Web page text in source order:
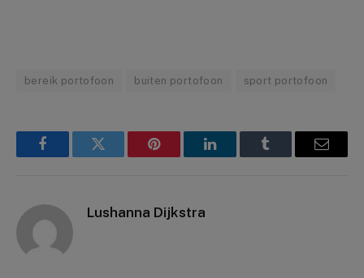
bereik portofoon buiten portofoon sport portofoon
FacebookTwitter Pinterest LinkedInTumblr Email
Lushanna Dijkstra